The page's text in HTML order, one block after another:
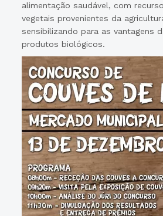
alimentação saudável, com
vegetais provenientes da
sensibilizando para as vantagens
produtos biológicos.